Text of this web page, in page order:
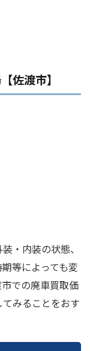
佐渡市】
・内装の状態、
等によっても変
での廃車買取価
みることをおす